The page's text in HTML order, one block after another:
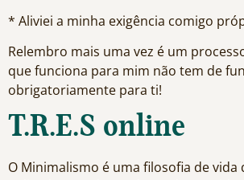
* Aliviei a minha exigência comigo
Relembro mais uma vez é um
que funciona para mim não tem de
obrigatoriamente para ti!
T.R.E.S online
O Minimalismo é uma filosofia de vida